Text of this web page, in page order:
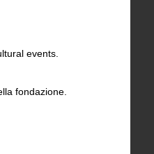
events.
fondazione.